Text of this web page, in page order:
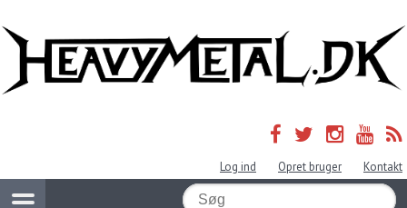
Log ind Opret bruger Kontakt